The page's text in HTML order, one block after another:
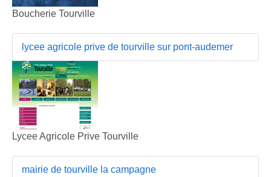
Boucherie Tourville
lycee agricole prive de tourville sur pont-audemer
Lycee Agricole Prive Tourville
mairie de tourville la campagne